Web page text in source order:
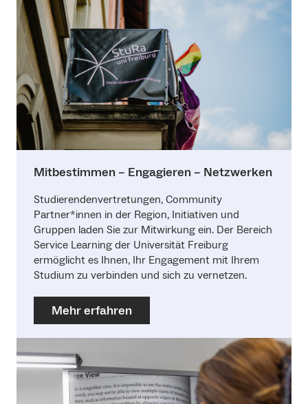
Mitbestimmen – Engagieren – Netzwerken
Studierendenvertretungen, Community
Partner*innen in der Region, Initiativen und
Gruppen laden Sie zur Mitwirkung ein. Der Bereich
Service Learning der Universität Freiburg
ermöglicht es Ihnen, Ihr Engagement mit Ihrem
Studium zu verbinden und sich zu vernetzen.
Mehr erfahren